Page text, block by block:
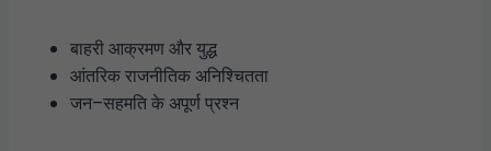
बाहरी आक्रमण और युद्ध
आंतरिक राजनीतिक अनिश्चितता
जन–सहमति के अपूर्ण प्रश्न